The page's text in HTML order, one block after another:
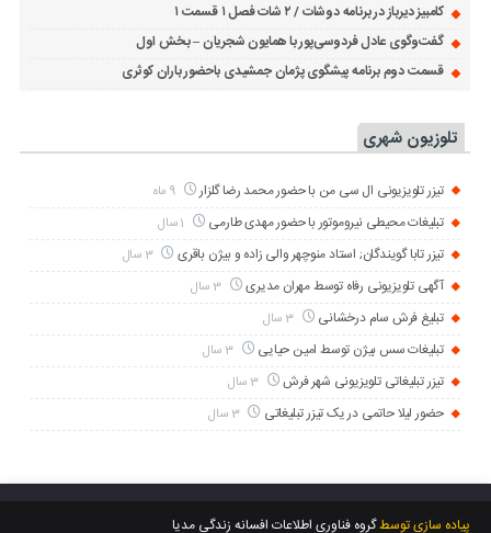
کامبیز دیرباز در برنامه دوشات / ۲ شات فصل ۱ قسمت ۱
گفت‌وگوی عادل فردوسی‌پور با همایون شجریان – بخش اول
قسمت دوم برنامه پیشگوی پژمان جمشیدی باحضور باران کوثری
تلوزیون شهری
تیزر تلویزیونی ال سی من با حضور محمد رضا گلزار 9 ماه
تبلیغات محیطی نیروموتور با حضور مهدی طارمی
تیزر تابا گویندگان; استاد منوچهر والی زاده و بیژن باقری 3 سال
آگهی تلویزیونی رفاه توسط مهران مدیری 3 سال
تبلیغ فرش سام درخشانی 3 سال
تبلیغات سس بیژن توسط امین حیایی 3 سال
تیزر تبلیغاتی تلویزیونی شهر فرش 3 سال
حضور لیلا حاتمی در یک تیزر تبلیغاتی 3 سال
پیاده سازی توسطگروه فناوری اطلاعات افسانه زندگی مدیا